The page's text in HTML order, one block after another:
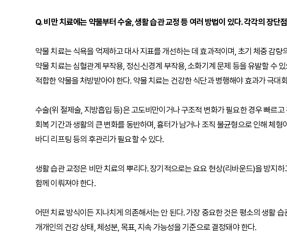
Q. 비만 치료에는 약물부터 수술, 생활 습관 교정 등 여러 방법이 있다. 각각의 장단
약물 치료는 식욕을 억제하고 대사 지표를 개선하는 데 효과적이며, 초기 체중 감
약물 치료는 심혈관계 부작용, 정신·신경계 부작용, 소화기계 문제 등을 유발할 수
적합한 약물을 처방받아야 한다. 약물 치료는 건강한 식단과 병행해야 효과가 극대
수술(위 절제술, 지방흡입 등)은 고도비만이거나 구조적 변화가 필요한 경우 빠르
회복 기간과 생활의 큰 변화를 동반하며, 흉터가 남거나 조직 불균형으로 인해 체
바디 리프팅 등의 후관리가 필요할 수 있다.
생활 습관 교정은 비만 치료의 뿌리다. 장기적으로는 요요 현상(리바운드)을 방지
함께 이뤄져야 한다.
어떤 치료 방식이든 지나치게 의존해서는 안 된다. 가장 중요한 것은 평소의 생활
개개인의 건강 상태, 체성분, 목표, 지속 가능성을 기준으로 결정돼야 한다.